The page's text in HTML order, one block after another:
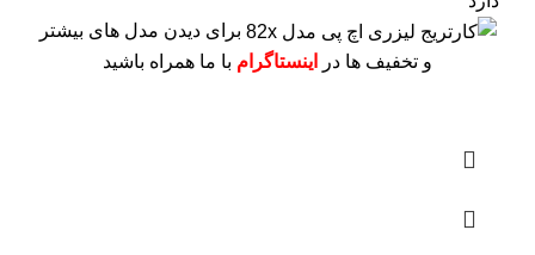
برای دیدن مدل های بیشتر
و تخفیف ها در
اینستاگرام با ما همراه باشید